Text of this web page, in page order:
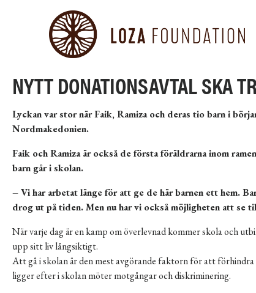
NYTT DONATIONSAVTAL SKA
Lyckan var stor när Faik, Ramiza och deras tio barn i
Nordmakedonien.
Faik och Ramiza är också de första föräldrarna inom
barn går i skolan.
– Vi har arbetat länge för att ge de här barnen ett hem.
drog ut på tiden. Men nu har vi också möjligheten att se
När varje dag är en kamp om överlevnad kommer skola och
upp sitt liv långsiktigt.
Att gå i skolan är den mest avgörande faktorn för att
ligger efter i skolan möter motgångar och diskriminering.